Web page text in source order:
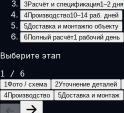
3Расчёт и спецификация1–2 дня
4Производство10–14 раб. дней
5Доставка и монтажпо объекту
6Полный расчёт1 рабочий день
Выберите этап
1 / 6
1Фото / схема 2Уточнение деталей
4Производство 5Доставка и монтаж